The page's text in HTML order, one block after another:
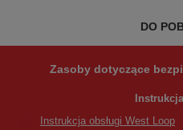
DO
Zasoby dotyczące
Instrukcja obsługi West Loop